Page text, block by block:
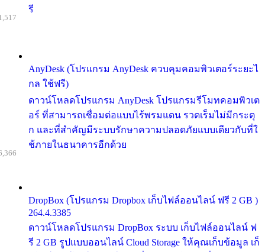
รี
AnyDesk (โปรแกรม AnyDesk ควบคุมคอมพิวเตอร์ระยะไ
กล ใช้ฟรี)
ดาวน์โหลดโปรแกรม AnyDesk โปรแกรมรีโมทคอมพิวเต
อร์ ที่สามารถเชื่อมต่อแบบไร้พรมแดน รวดเร็มไม่มีกระตุ
ก และที่สำคัญมีระบบรักษาความปลอดภัยแบบเดียวกับที่ใ
ช้ภายในธนาคารอีกด้วย
DropBox (โปรแกรม Dropbox เก็บไฟล์ออนไลน์ ฟรี 2 GB )
264.4.3385
ดาวน์โหลดโปรแกรม DropBox ระบบ เก็บไฟล์ออนไลน์ ฟ
รี 2 GB รูปแบบออนไลน์ Cloud Storage ให้คุณเก็บข้อมูล เก็